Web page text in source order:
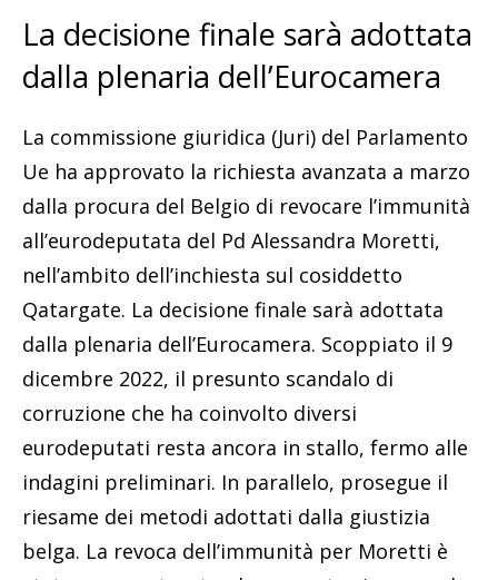
La decisione finale sarà adottata
dalla plenaria dell’Eurocamera
La commissione giuridica (Juri) del Parlamento
Ue ha approvato la richiesta avanzata a marzo
dalla procura del Belgio di revocare l’immunità
all’eurodeputata del Pd Alessandra Moretti,
nell’ambito dell’inchiesta sul cosiddetto
Qatargate. La decisione finale sarà adottata
dalla plenaria dell’Eurocamera. Scoppiato il 9
dicembre 2022, il presunto scandalo di
corruzione che ha coinvolto diversi
eurodeputati resta ancora in stallo, fermo alle
indagini preliminari. In parallelo, prosegue il
riesame dei metodi adottati dalla giustizia
belga. La revoca dell’immunità per Moretti è